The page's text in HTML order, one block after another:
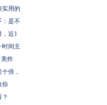
实用的
：是不
近1
时间主
炸
倍，
你